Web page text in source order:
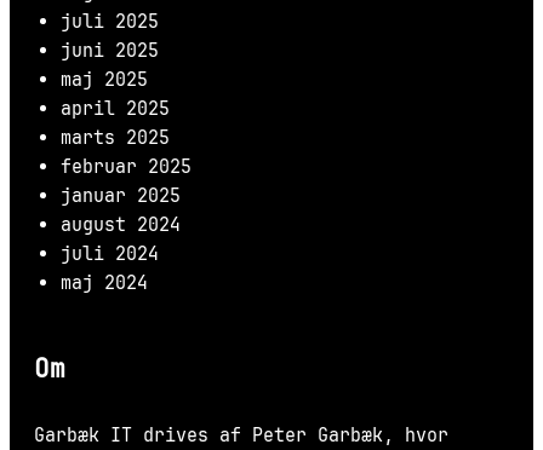
juli 2025
juni 2025
maj 2025
april 2025
marts 2025
februar 2025
januar 2025
august 2024
juli 2024
maj 2024
Om
Garbæk IT drives af Peter Garbæk, hvor